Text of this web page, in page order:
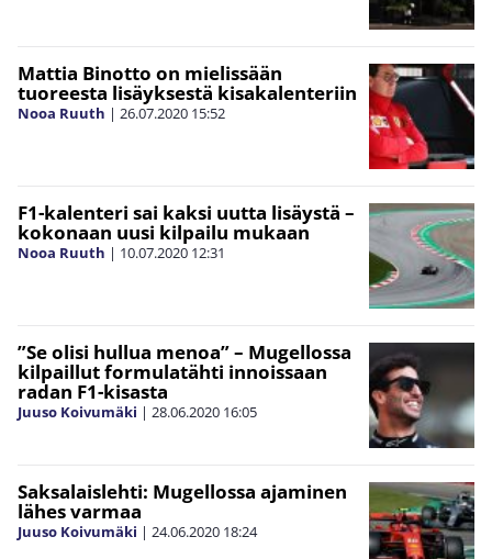
Mattia Binotto on mielissään
tuoreesta lisäyksestä kisakalenteriin
Nooa Ruuth | 26.07.2020 15:52
F1-kalenteri sai kaksi uutta lisäystä –
kokonaan uusi kilpailu mukaan
Nooa Ruuth | 10.07.2020 12:31
”Se olisi hullua menoa” – Mugellossa
kilpaillut formulatähti innoissaan
radan F1-kisasta
Juuso Koivumäki | 28.06.2020 16:05
Saksalaislehti: Mugellossa ajaminen
lähes varmaa
Juuso Koivumäki | 24.06.2020 18:24